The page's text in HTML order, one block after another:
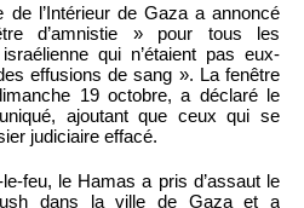
l’Intérieur de Gaza a annoncé
d’amnistie » pour tous les
qui n’étaient pas eux-
effusions de sang ». La fenêtre
19 octobre, a déclaré le
ajoutant que ceux qui se
judiciaire effacé.
feu, le Hamas a pris d’assaut le
dans la ville de Gaza et a